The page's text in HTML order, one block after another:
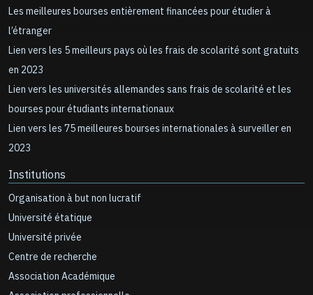
Les meilleures bourses entièrement financées pour étudier à
l’étranger
Lien vers les 5 meilleurs pays où les frais de scolarité sont gratuits
en 2023
Lien vers les universités allemandes sans frais de scolarité et les
bourses pour étudiants internationaux
Lien vers les 75 meilleures bourses internationales à surveiller en
2023
Institutions
Organisation à but non lucratif
Université étatique
Université privée
Centre de recherche
Association Académique